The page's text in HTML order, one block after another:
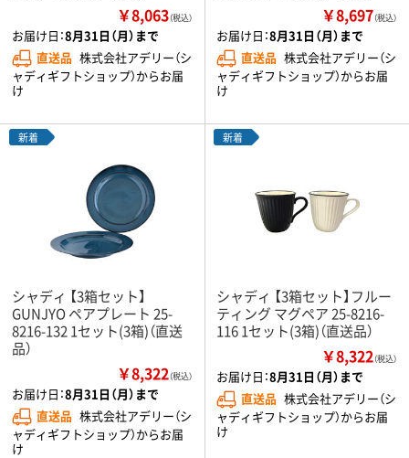
￥8,063（税込）
お届け日：8月31日（月）まで
直送品 株式会社アデリー（シ
ャディギフトショップ）からお届
け
￥8,697（税込）
お届け日：8月31日（月）まで
直送品 株式会社アデリー（シ
ャディギフトショップ）からお届
け
新着
シャディ 【3箱セット】
GUNJYO ペアプレート 25-
8216-132 1セット(3箱)（直送
品）
￥8,322（税込）
お届け日：8月31日（月）まで
直送品 株式会社アデリー（シ
ャディギフトショップ）からお届
け
新着
シャディ 【3箱セット】フルー
ティング マグペア 25-8216-
116 1セット(3箱)（直送品）
￥8,322（税込）
お届け日：8月31日（月）まで
直送品 株式会社アデリー（シ
ャディギフトショップ）からお届
け